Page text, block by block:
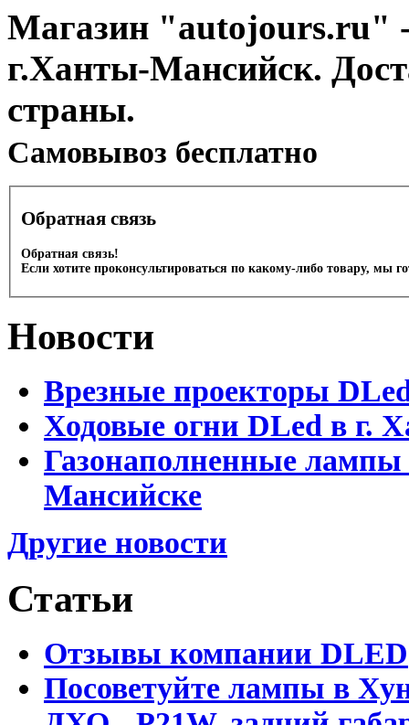
Магазин "autojours.ru" -
г.Ханты-Мансийск.
страны.
Cамовывоз бесплатно
Обратная связь
Обратная связь!
Если хотите проконсультироваться по какому-либо товару, мы
Новости
Врезные проекторы
Ходовые огни DLed в г.
Газонаполненные
Мансийске
Другие новости
Статьи
Отзывы компании DLED
Посоветуйте лампы в